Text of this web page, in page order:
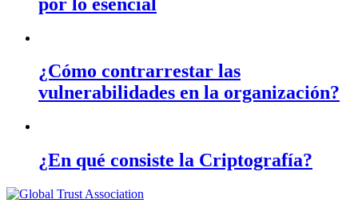
¿Cómo contrarrestar las
vulnerabilidades en la organización?
¿En qué consiste la Criptografía?